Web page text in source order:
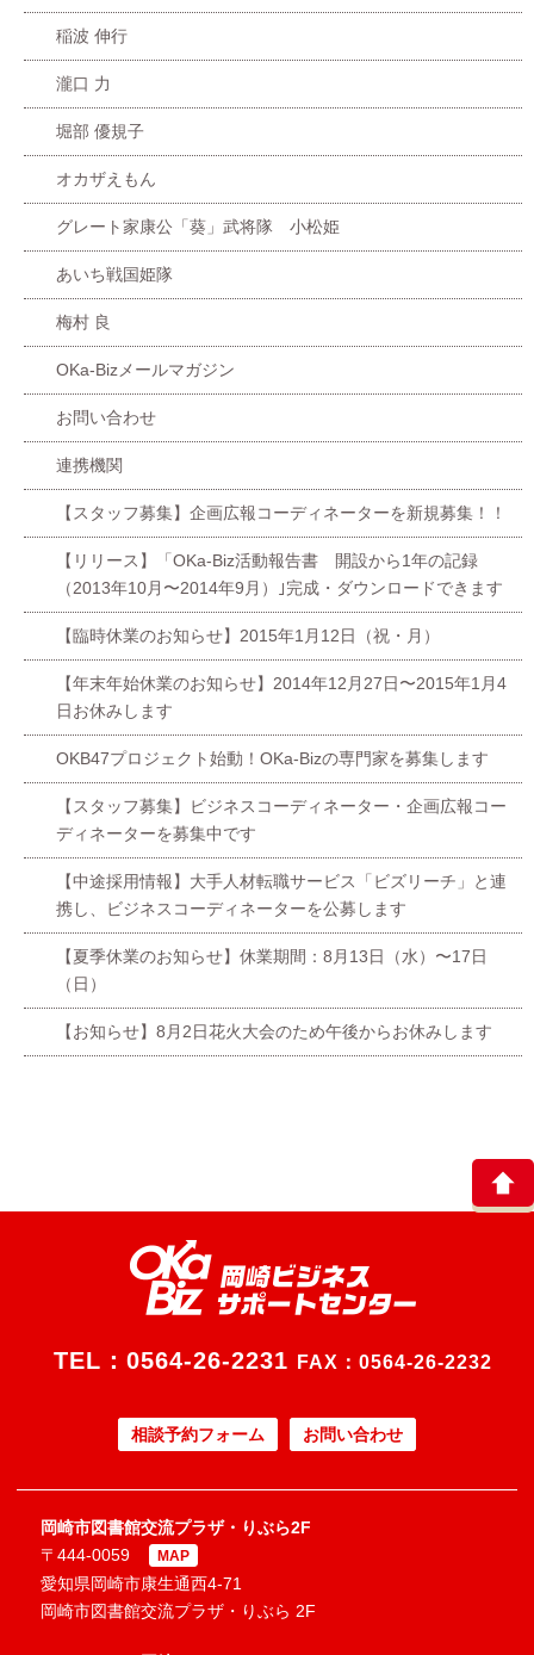
稲波 伸行
瀧口 力
堀部 優規子
オカザえもん
グレート家康公「葵」武将隊 小松姫
あいち戦国姫隊
梅村 良
OKa-Bizメールマガジン
お問い合わせ
連携機関
【スタッフ募集】企画広報コーディネーターを新規募集！！
【リリース】「OKa-Biz活動報告書 開設から1年の記録
（2013年10月〜2014年9月）｣完成・ダウンロードできます
【臨時休業のお知らせ】2015年1月12日（祝・月）
【年末年始休業のお知らせ】2014年12月27日〜2015年1月4
日お休みします
OKB47プロジェクト始動！OKa-Bizの専門家を募集します
【スタッフ募集】ビジネスコーディネーター・企画広報コー
ディネーターを募集中です
【中途採用情報】大手人材転職サービス「ビズリーチ」と連
携し、ビジネスコーディネーターを公募します
【夏季休業のお知らせ】休業期間：8月13日（水）〜17日
（日）
【お知らせ】8月2日花火大会のため午後からお休みします
TEL： 0564-26-2231 FAX：0564-26-2232
相談予約フォーム お問い合わせ
岡崎市図書館交流プラザ・りぶら2F
〒444-0059
MAP
愛知県岡崎市康生通西4-71
岡崎市図書館交流プラザ・りぶら 2F